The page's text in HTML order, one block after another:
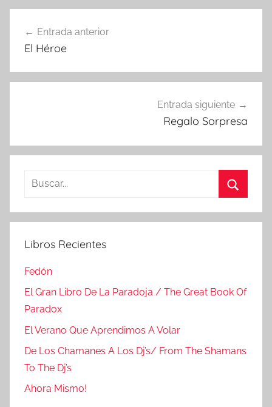
de
Entrada anterior
El Héroe
Entrada siguiente
Regalo Sorpresa
Buscar:
Libros Recientes
Fedón
El Gran Libro De La Paradoja / The Great Book Of
Paradox
El Verano Que Aprendimos A Volar
De Los Chamanes A Los Dj’s/ From The Shamans
To The Dj’s
Ahora Mismo!